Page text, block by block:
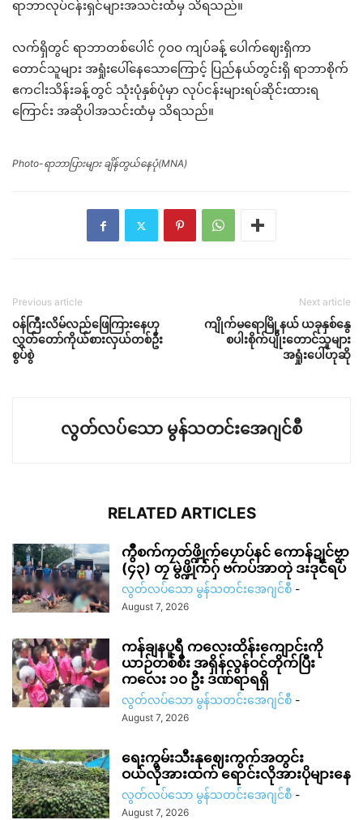
ရာဘာလုပ်ငန်းရှင်များအသင်းထံမှ သိရသည်။
လက်ရှိတွင် ရာဘာတစ်ပေါင် ၇ဝဝ ကျပ်ခန့် ပေါက်ဈေးရှိကာ
တောင်သူများ အရှုံးပေါ်နေသောကြောင့် ပြည်နယ်တွင်းရှိ ရာဘာစိုက်
ဧကငါးသိန်းခန့်တွင် သုံးပုံနှစ်ပုံမှာ လုပ်ငန်းများရပ်ဆိုင်းထားရ
ကြောင်း အဆိုပါအသင်းထံမှ သိရသည်။
Photo-ရာဘာပြားများ ချိန်တွယ်နေပုံ(MNA)
Previous article
၀န်ကြီးလိမ်လည်ဖြေကြားနေဟု
လွှတ်တော်ကိုယ်စားလှယ်တစ်ဦး
စွပ်စွဲ
Next article
ကျိုက်မရောမြို့နယ် ယခုနှစ်နွေ
စပါးစိုက်ပျိုးတောင်သူများ
အရှုံးပေါ်ဟုဆို
လွတ်လပ်သော မွန်သတင်းအေဂျင်စီ
RELATED ARTICLES
ကွဳစက်ကၠတ်ဖ္ဍိုက်ပၠောပ်နင် ကောန်ဍုင်ဗၟာ
(၄၃) တၠ မွဲဖ္ဍိုက်ဂှ် ဗကပ်အာတုဲ ဒးဒုင်ရပ်
လွတ်လပ်သော မွန်သတင်းအေဂျင်စီ -
August 7, 2026
ကန်ချနပူရီ ကလေးထိန်းကျောင်းကို
ယာဉ်တစ်စီး အရှိန်လွန်ဝင်တိုက်ပြီး
ကလေး ၁၀ ဦး ဒဏ်ရာရရှိ
လွတ်လပ်သော မွန်သတင်းအေဂျင်စီ -
August 7, 2026
ရေးကွမ်းသီးနုဈေးကွက်အတွင်း
ဝယ်လိုအားထက် ရောင်းလိုအားပိုများနေ
လွတ်လပ်သော မွန်သတင်းအေဂျင်စီ -
August 7, 2026